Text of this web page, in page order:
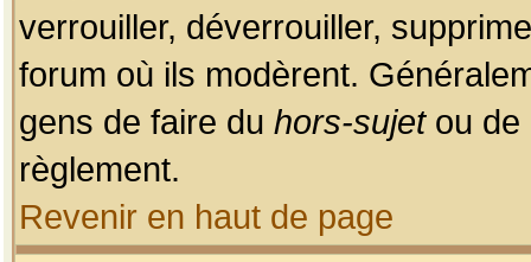
verrouiller, déverrouiller,
forum où ils modèrent.
gens de faire du hors-sujetou de
règlement.
Revenir en haut de page